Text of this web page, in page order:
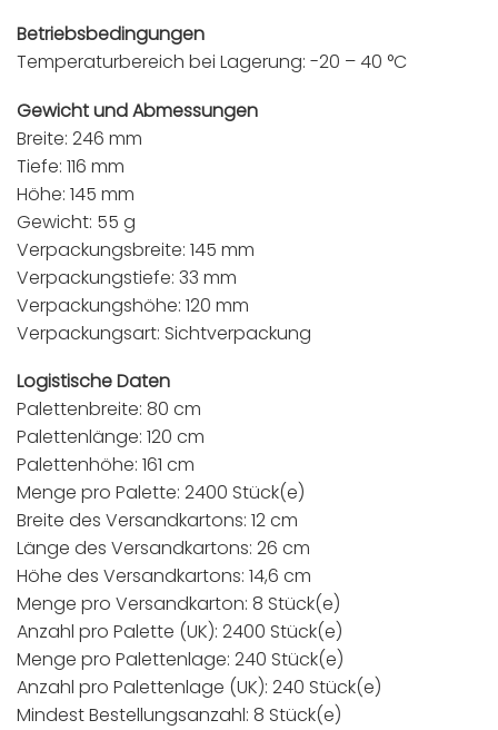
Betriebsbedingungen
Temperaturbereich bei Lagerung: -20 – 40 °C
Gewicht und Abmessungen
Breite: 246 mm
Tiefe: 116 mm
Höhe: 145 mm
Gewicht: 55 g
Verpackungsbreite: 145 mm
Verpackungstiefe: 33 mm
Verpackungshöhe: 120 mm
Verpackungsart: Sichtverpackung
Logistische Daten
Palettenbreite: 80 cm
Palettenlänge: 120 cm
Palettenhöhe: 161 cm
Menge pro Palette: 2400 Stück(e)
Breite des Versandkartons: 12 cm
Länge des Versandkartons: 26 cm
Höhe des Versandkartons: 14,6 cm
Menge pro Versandkarton: 8 Stück(e)
Anzahl pro Palette (UK): 2400 Stück(e)
Menge pro Palettenlage: 240 Stück(e)
Anzahl pro Palettenlage (UK): 240 Stück(e)
Mindest Bestellungsanzahl: 8 Stück(e)